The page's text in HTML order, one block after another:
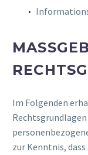
Im Folgenden
Rechtsgrundlagen
zur Kenntnis, dass